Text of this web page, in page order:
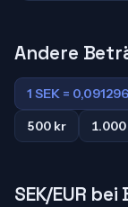
Andere
1 SEK =
500 kr
SEK/EUR